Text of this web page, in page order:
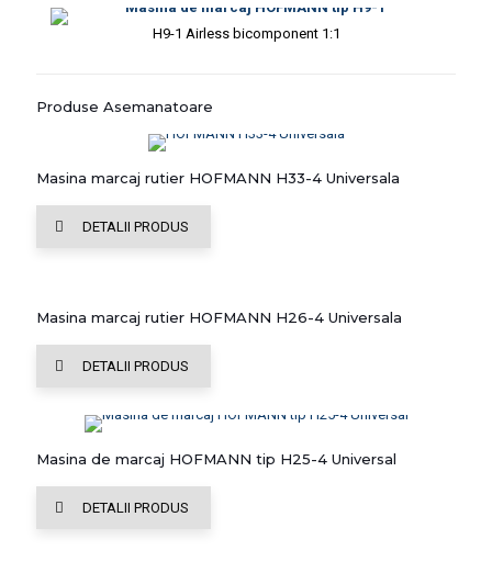
H9-1 Airless bicomponent 1:1
Produse Asemanatoare
Masina marcaj rutier HOFMANN H33-4 Universala
DETALII PRODUS
Masina marcaj rutier HOFMANN H26-4 Universala
DETALII PRODUS
Masina de marcaj HOFMANN tip H25-4 Universal
DETALII PRODUS